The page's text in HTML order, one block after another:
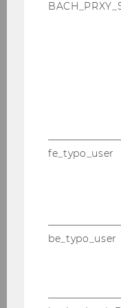
ei­ni­ge Stu­di­en
drän­gungs­ef­fekt
rIn­nen durch
konn­ten
nach­wei­sen
drän­gung wird
bzw. bud­ge­tä­ren
Ziel der
chen und
che
den ei­ner­seits
ana­ly­siert,
he­bun­gen in
Die quan­ti­ta­ti­ve
gen­ar­beit in
fe_typo_user
be_typo_user